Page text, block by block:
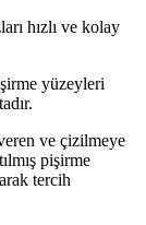
hızlı ve kolay
yüzeyleri
ve çizilmeye
pişirme
tercih